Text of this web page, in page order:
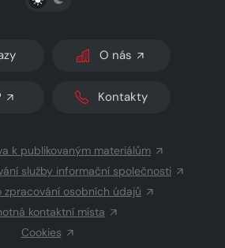
O nás
Kontakty
k publikovaným materiálům
služby informační společnosti
zpracování osobních údajů
kontaktní místa
Cookies